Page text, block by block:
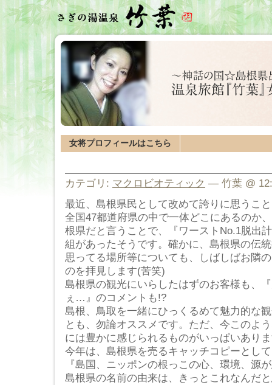
女将プロフィールはこちら
カテゴリ: マクロビオティック — 竹葉 @
最近、島根県民として改めて誇りに思うこ
全国47都道府県の中で一体どこにあるのか
根県だと言うことで、『ワーストNo.1脱出
組があったそうです。確かに、島根県の伝
思ってる場所等についても、しばしばお隣
のを拝見します(苦笑)
島根県の観光にいらしたはずのお客様も、
ぇ…』のコメントも!?
島根、鳥取を一緒にひっくるめて魅力的な
とも、勿論オススメです。ただ、今このよ
には豊かに感じられるものがいっぱいあり
今年は、島根県を売るキャッチコピーとし
『島国、ニッポンの根っこの心、環境、源
島根県の名前の由来は、きっとこれなんだ